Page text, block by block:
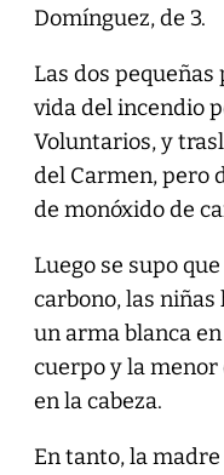
Domínguez, de 3.
Las dos
vida del incendio
Voluntarios, y
del Carmen, pero
de monóxido de
Luego se supo
carbono, las niñas
un arma blanca
cuerpo y la
en la cabeza.
En tanto, la